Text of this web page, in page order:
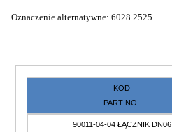
Oznaczenie alternatywne: 6028.2525
KOD
PART NO.
90011-04-04 ŁĄCZNIK DN06